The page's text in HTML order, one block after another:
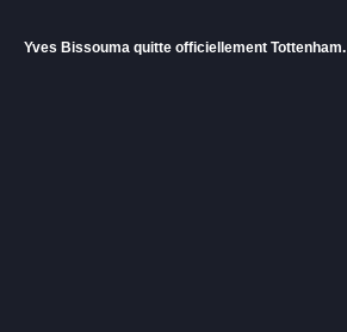
Yves Bissouma quitte officiellement Tottenham.